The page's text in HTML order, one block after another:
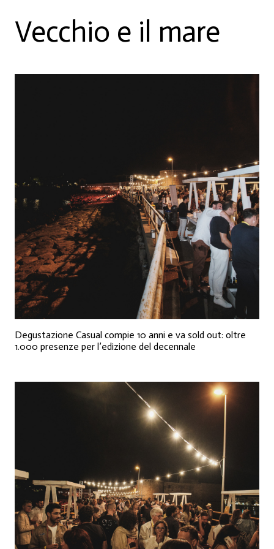
Vecchio e il mare
Degustazione Casual compie 10 anni e va sold out: oltre
1.000 presenze per l’edizione del decennale